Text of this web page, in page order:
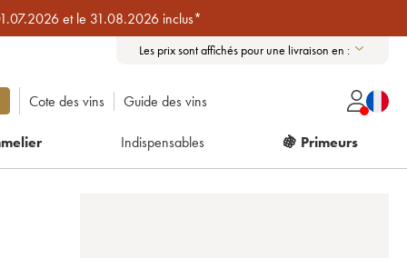
et le 31.08.2026 inclus*
Les prix sont affichés pour une livraison en :
Cote des vins Guide des vins
Indispensables 🍇 Primeurs